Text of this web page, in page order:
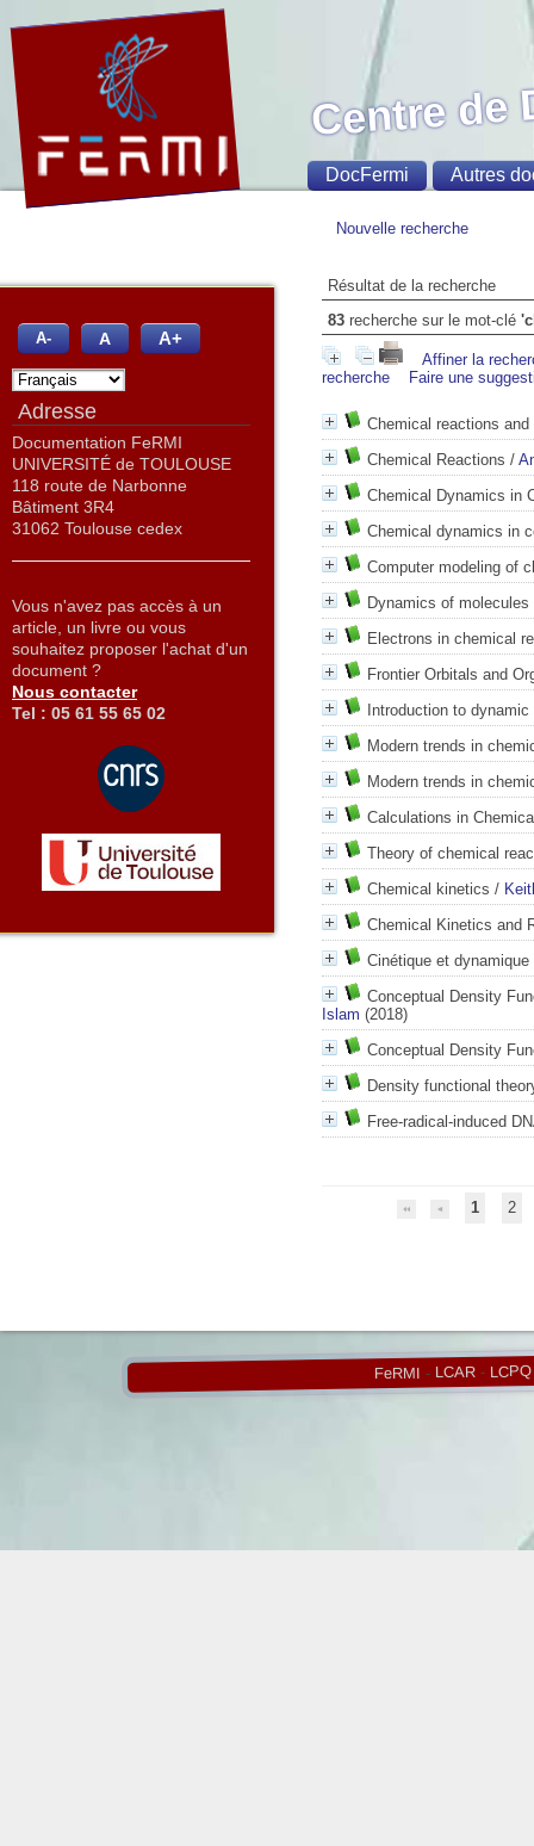
Nouvelle recherche
Résultat de la recherche
83 recherche sur le mot-clé
Affiner la
recherche
Faire une
Chemical reactions
Chemical Reactions /
Chemical Dynamics in
Chemical dynamics in
Computer modeling of
Dynamics of
Electrons in chemical
Frontier Orbitals and
Introduction to
Modern trends in
Modern trends in
Calculations in
Theory of chemical
Chemical kinetics /
Chemical Kinetics and
Cinétique et
Conceptual Density
Islam (2018)
Conceptual Density
Density functional
Free-radical-induced
1 2
FeRMI - LCAR- LCPQ
Centre de
DocFermi Autres
A- A A+
Adresse
Documentation FeRMI
UNIVERSITÉ de TOULOUSE
118 route de Narbonne
Bâtiment 3R4
31062 Toulouse cedex
Vous n'avez pas accès à un
article, un livre ou vous
souhaitez proposer l'achat d'un
document ?
Nous contacter
Tel : 05 61 55 65 02